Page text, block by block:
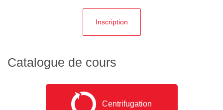
Inscription
Catalogue de cours
Centrifugation